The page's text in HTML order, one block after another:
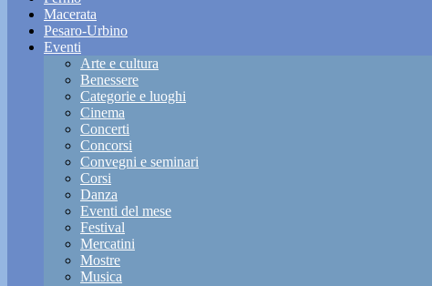
Macerata
Pesaro-Urbino
Eventi
Arte e cultura
Benessere
Categorie e luoghi
Cinema
Concerti
Concorsi
Convegni e seminari
Corsi
Danza
Eventi del mese
Festival
Mercatini
Mostre
Musica